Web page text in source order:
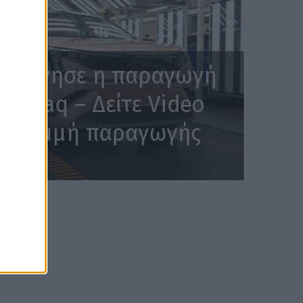
Ξεκίνησε η παραγωγή
Peaq – Δείτε Video
γραμμή παραγωγής